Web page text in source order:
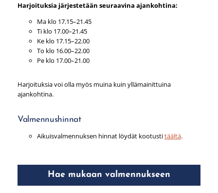
Harjoituksia järjestetään seuraavina ajankohtina:
Ma klo 17.15–21.45
Ti klo 17.00–21.45
Ke klo 17.15–22.00
To klo 16.00–22.00
Pe klo 17.00–21.00
Harjoituksia voi olla myös muina kuin yllämainittuina
ajankohtina.
Valmennushinnat
Aikuisvalmennuksen hinnat löydät kootustitäältä.
Hae mukaan valmennukseen